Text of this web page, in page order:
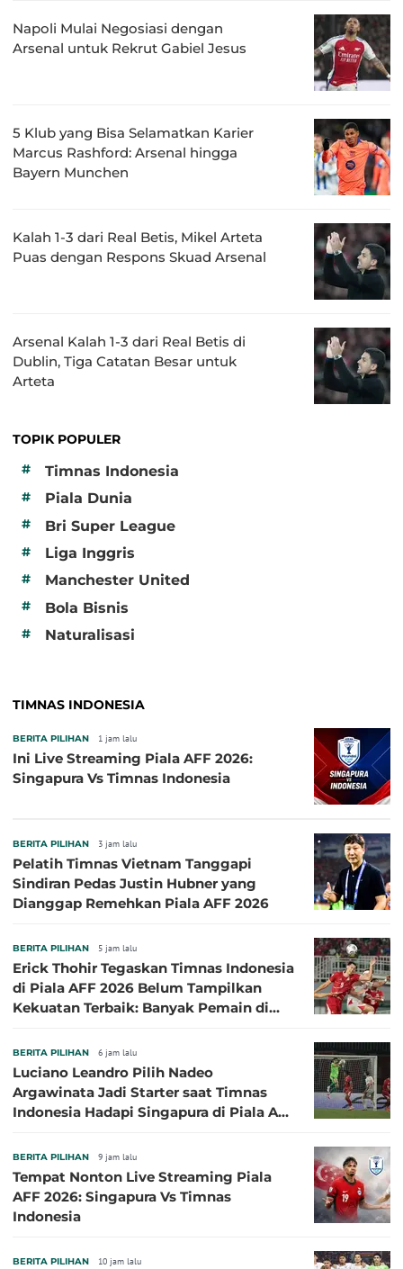
Napoli Mulai Negosiasi dengan
Arsenal untuk Rekrut Gabiel Jesus
5 Klub yang Bisa Selamatkan Karier
Marcus Rashford: Arsenal hingga
Bayern Munchen
Kalah 1-3 dari Real Betis, Mikel Arteta
Puas dengan Respons Skuad Arsenal
Arsenal Kalah 1-3 dari Real Betis di
Dublin, Tiga Catatan Besar untuk
Arteta
TOPIK POPULER
#
Timnas Indonesia
# Piala Dunia
# Bri Super League
# Liga Inggris
# Manchester United
# Bola Bisnis
# Naturalisasi
TIMNAS INDONESIA
BERITA PILIHAN 1 jam lalu
Ini Live Streaming Piala AFF 2026:
Singapura Vs Timnas Indonesia
BERITA PILIHAN 3 jam lalu
Pelatih Timnas Vietnam Tanggapi
Sindiran Pedas Justin Hubner yang
Dianggap Remehkan Piala AFF 2026
BERITA PILIHAN 5 jam lalu
Erick Thohir Tegaskan Timnas Indonesia
di Piala AFF 2026 Belum Tampilkan
Kekuatan Terbaik: Banyak Pemain di
BERITA PILIHAN 6 jam lalu
Luciano Leandro Pilih Nadeo
Argawinata Jadi Starter saat Timnas
Indonesia Hadapi Singapura di Piala AFF
BERITA PILIHAN 9 jam lalu
Tempat Nonton Live Streaming Piala
AFF 2026: Singapura Vs Timnas
Indonesia
BERITA PILIHAN 10 jam lalu